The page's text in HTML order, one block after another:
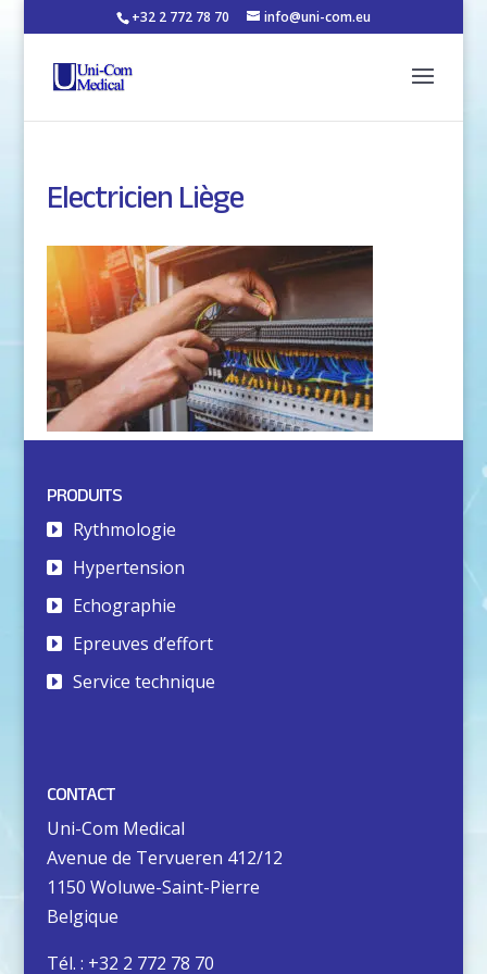
+32 2 772 78 70 info@uni-com.eu
Electricien Liège
PRODUITS
Rythmologie
Hypertension
Echographie
Epreuves d’effort
Service technique
CONTACT
Uni-Com Medical
Avenue de Tervueren 412/12
1150 Woluwe-Saint-Pierre
Belgique
Tél. : +32 2 772 78 70